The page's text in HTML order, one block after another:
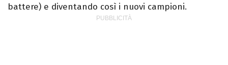
battere) e diventando così i nuovi campioni.